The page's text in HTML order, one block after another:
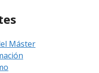
Máster